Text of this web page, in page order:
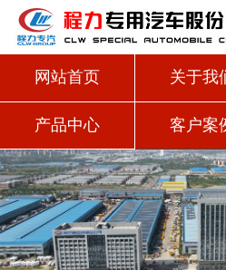
网站首页 关于我
产品中心 客户案